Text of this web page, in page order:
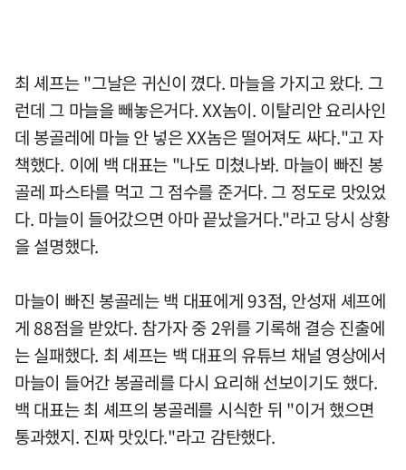
최 셰프는 "그날은 귀신이 꼈다. 마늘을 가지고 왔다. 그
런데 그 마늘을 빼놓은거다. XX놈이. 이탈리안 요리사인
데 봉골레에 마늘 안 넣은 XX놈은 떨어져도 싸다."고 자
책했다. 이에 백 대표는 "나도 미쳤나봐. 마늘이 빠진 봉
골레 파스타를 먹고 그 점수를 준거다. 그 정도로 맛있었
다. 마늘이 들어갔으면 아마 끝났을거다."라고 당시 상황
을 설명했다.
마늘이 빠진 봉골레는 백 대표에게 93점, 안성재 셰프에
게 88점을 받았다. 참가자 중 2위를 기록해 결승 진출에
는 실패했다. 최 셰프는 백 대표의 유튜브 채널 영상에서
마늘이 들어간 봉골레를 다시 요리해 선보이기도 했다.
백 대표는 최 셰프의 봉골레를 시식한 뒤 "이거 했으면
통과했지. 진짜 맛있다."라고 감탄했다.